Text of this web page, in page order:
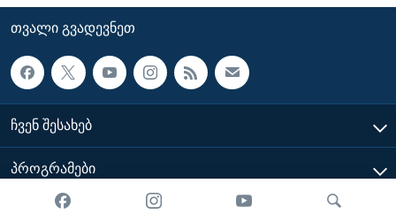
ᲗᲕᲐᲚᲘ ᲒᲕᲐᲓᲔᲕᲜᲔᲗ
ᲩᲕᲔᲜ ᲨᲔᲡᲐᲮᲔᲑ
ᲞᲠᲝᲒᲠᲐᲛᲔᲑᲘ